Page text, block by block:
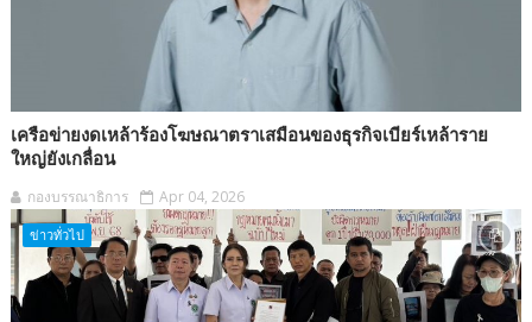
เครือข่ายงดเหล้าร้องโฆษณาตราเสมือนของธุรกิจเบียร์เหล้าราย
ใหญ่ยังเกลื่อน
กองบรรณาธิการ Apr 04, 2026
ข่าวทั่วไป